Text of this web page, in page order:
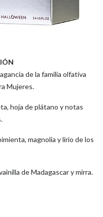
de la familia olfativa
Mujeres.
hoja de plátano y notas
magnolia y lirio de los
de Madagascar y mirra.